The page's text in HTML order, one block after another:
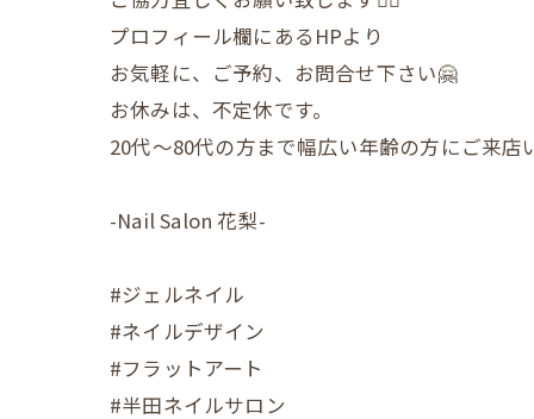
プロフィール欄にあるHPより
お気軽に、ご予約、お問合せ下さい🤗
お休みは、不定休です。
20代〜80代の方まで幅広い年齢の方にご来
-Nail Salon 花梨-
#ジェルネイル
#ネイルデザイン
#フラットアート
#半田ネイルサロン